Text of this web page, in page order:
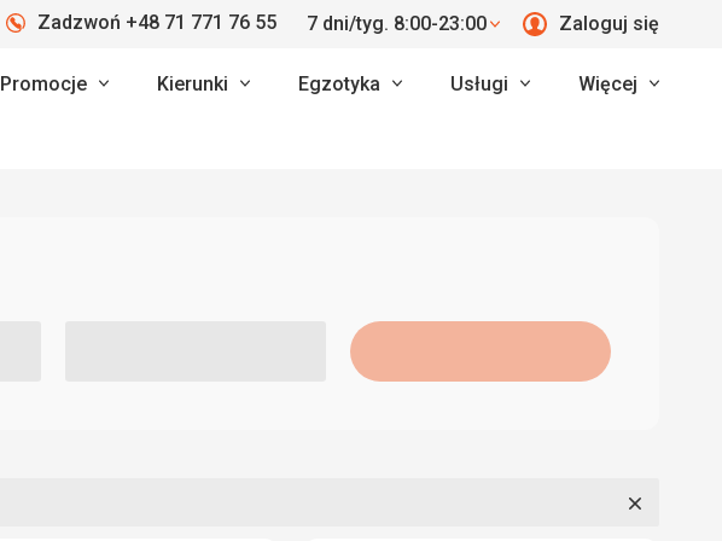
Zadzwoń +48 71 771 76 55 7 dni/tyg. 8:00-23:00 Zaloguj się
Promocje Kierunki Egzotyka Usługi Więcej